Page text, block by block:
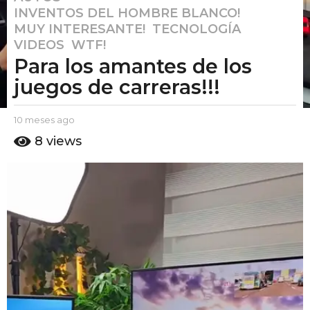
0
m
e
s
e
s
a
o
e
s
e
s
a
g
INVENTOS DEL HOMBRE BLANCO!
MUY INTERESANTE! ,TECNOLOGÍA
VIDEOS ,WTF!
Para los amantes de los
juegos de carreras!!!
b
E
o
A
m
o
10 meses ago
m
e
g
o
8 views